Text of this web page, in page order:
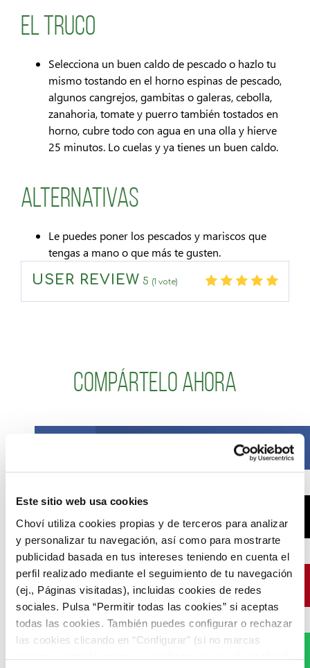
Este sitio web usa cookies
Choví utiliza cookies propias y de terceros para analizar
y personalizar tu navegación, así como para mostrarte
publicidad basada en tus intereses teniendo en cuenta el
perfil realizado mediante el seguimiento de tu navegación
(ej., Páginas visitadas), incluidas cookies de redes
sociales. Pulsa “Permitir todas las cookies” si aceptas
todas las cookies. También puedes configurar o rechazar
las cookies clicando en “Configurar” (si no marcas
El Truco
Selecciona un buen caldo de pescado o hazlo tu
mismo tostando en el horno espinas de pescado,
algunos cangrejos, gambitas o galeras, cebolla,
zanahoria, tomate y puerro también tostados en
horno, cubre todo con agua en una olla y hierve
25 minutos. Lo cuelas y ya tienes un buen caldo.
Alternativas
Le puedes poner los pescados y mariscos que
tengas a mano o que más te gusten.
USER REVIEW 5 (1 vote)
Compártelo ahora
Pinterest